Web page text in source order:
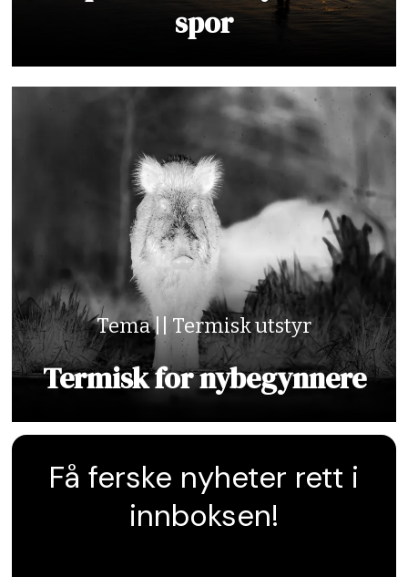
spor
Tema || Termisk utstyr
Termisk for nybegynnere
Få ferske nyheter rett i
innboksen!